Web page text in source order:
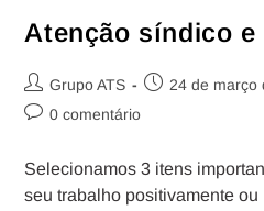
Atenção síndico e
Grupo ATS 24 de março
0 comentário
Selecionamos 3 itens
seu trabalho positivamente ou